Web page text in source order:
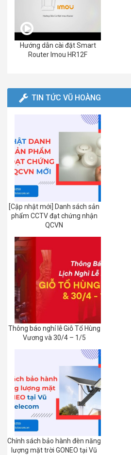
Hướng dẫn cài đặt Smart
Router Imou HR12F
TIN TỨC VŨ HOÀNG
[Cập nhật mới] Danh sách sản
phẩm CCTV đạt chứng nhận
QCVN
Thông báo nghỉ lễ Giỗ Tổ Hùng
Vương và 30/4 – 1/5
Chính sách bảo hành đèn năng
lượng mặt trời GONEO tại Vũ